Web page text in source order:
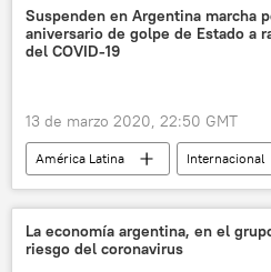
gripe
COVID-19
Suspenden en Argentina marcha
aniversario de golpe de Estado a
del COVID-19
13 de marzo 2020, 22:50 GMT
América Latina
Internacional
coronavirus
Argentina
coronavirus en América Latina
La economía argentina, en el
riesgo del coronavirus